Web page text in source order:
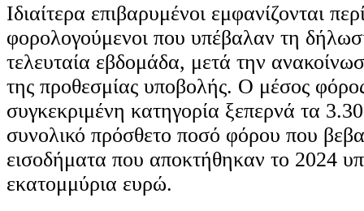
Ιδιαίτερα επιβαρυμένοι εμφανίζονται
φορολογούμενοι που υπέβαλαν τη
τελευταία εβδομάδα, μετά την
της προθεσμίας υποβολής. Ο μέσος
συγκεκριμένη κατηγορία ξεπερνά τα
συνολικό πρόσθετο ποσό φόρου που
εισοδήματα που αποκτήθηκαν το 2024
εκατομμύρια ευρώ.